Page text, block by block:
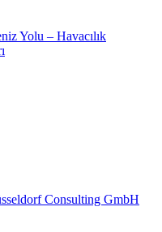
Yolu – Havacılık